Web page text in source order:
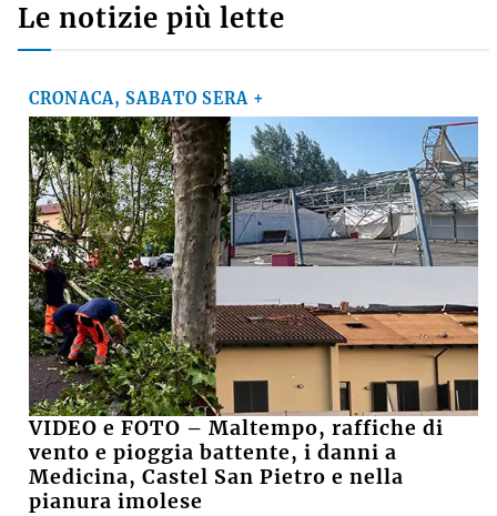
Le notizie più lette
CRONACA, SABATO SERA +
VIDEO e FOTO – Maltempo, raffiche di
vento e pioggia battente, i danni a
Medicina, Castel San Pietro e nella
pianura imolese